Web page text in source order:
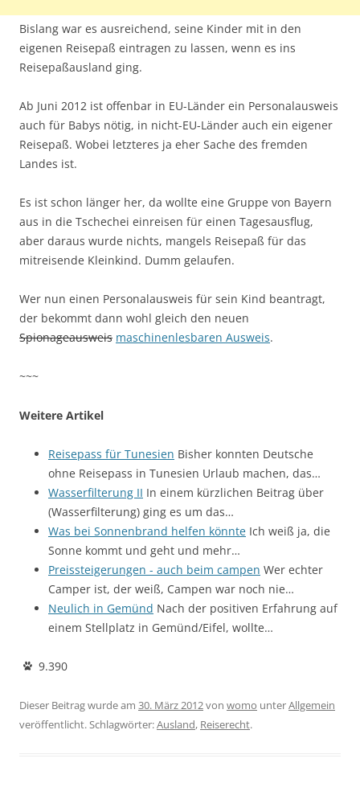
Bislang war es ausreichend, seine Kinder mit in den
eigenen Reisepaß eintragen zu lassen, wenn es ins
Reisepaßausland ging.
Ab Juni 2012 ist offenbar in EU-Länder ein Personalausweis
auch für Babys nötig, in nicht-EU-Länder auch ein eigener
Reisepaß. Wobei letzteres ja eher Sache des fremden
Landes ist.
Es ist schon länger her, da wollte eine Gruppe von Bayern
aus in die Tschechei einreisen für einen Tagesausflug,
aber daraus wurde nichts, mangels Reisepaß für das
mitreisende Kleinkind. Dumm gelaufen.
Wer nun einen Personalausweis für sein Kind beantragt,
der bekommt dann wohl gleich den neuen
Spionageausweis maschinenlesbaren Ausweis.
~~~
Weitere Artikel
Reisepass für Tunesien Bisher konnten Deutsche
ohne Reisepass in Tunesien Urlaub machen, das…
Wasserfilterung II In einem kürzlichen Beitrag über
(Wasserfilterung) ging es um das…
Was bei Sonnenbrand helfen könnte Ich weiß ja, die
Sonne kommt und geht und mehr…
Preissteigerungen - auch beim campen Wer echter
Camper ist, der weiß, Campen war noch nie…
Neulich in Gemünd Nach der positiven Erfahrung auf
einem Stellplatz in Gemünd/Eifel, wollte…
9.390
Dieser Beitrag wurde am 30. März 2012von womo unterAllgemein
veröffentlicht. Schlagwörter:Ausland, Reiserecht.